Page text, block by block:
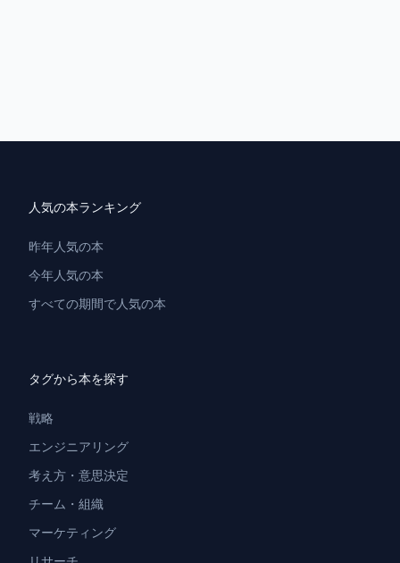
人気の本ランキング
昨年人気の本
今年人気の本
すべての期間で人気の本
タグから本を探す
戦略
エンジニアリング
考え方・意思決定
チーム・組織
マーケティング